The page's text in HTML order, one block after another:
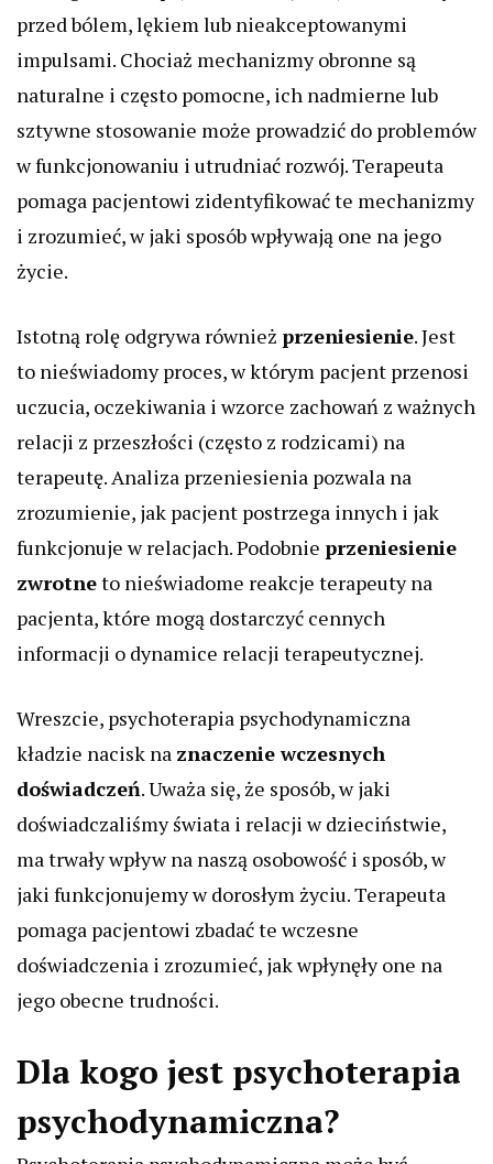
przed bólem, lękiem lub nieakceptowanymi
impulsami. Chociaż mechanizmy obronne są
naturalne i często pomocne, ich nadmierne lub
sztywne stosowanie może prowadzić do problemów
w funkcjonowaniu i utrudniać rozwój. Terapeuta
pomaga pacjentowi zidentyfikować te mechanizmy
i zrozumieć, w jaki sposób wpływają one na jego
życie.
Istotną rolę odgrywa również przeniesienie. Jest
to nieświadomy proces, w którym pacjent przenosi
uczucia, oczekiwania i wzorce zachowań z ważnych
relacji z przeszłości (często z rodzicami) na
terapeutę. Analiza przeniesienia pozwala na
zrozumienie, jak pacjent postrzega innych i jak
funkcjonuje w relacjach. Podobnie przeniesienie
zwrotneto nieświadome reakcje terapeuty na
pacjenta, które mogą dostarczyć cennych
informacji o dynamice relacji terapeutycznej.
Wreszcie, psychoterapia psychodynamiczna
kładzie nacisk na znaczenie wczesnych
doświadczeń. Uważa się, że sposób, w jaki
doświadczaliśmy świata i relacji w dzieciństwie,
ma trwały wpływ na naszą osobowość i sposób, w
jaki funkcjonujemy w dorosłym życiu. Terapeuta
pomaga pacjentowi zbadać te wczesne
doświadczenia i zrozumieć, jak wpłynęły one na
jego obecne trudności.
Dla kogo jest psychoterapia
psychodynamiczna?